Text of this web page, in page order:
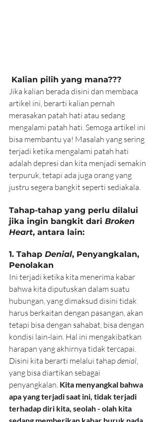
Kalian pilih yang mana???
Jika kalian berada disini dan membaca
artikel ini, berarti kalian pernah
merasakan patah hati atau sedang
mengalami patah hati. Semoga artikel ini
bisa membantu ya! Masalah yang sering
terjadi ketika mengalami patah hati
adalah depresi dan kita menjadi semakin
terpuruk, tetapi ada juga orang yang
justru segera bangkit seperti sediakala.
Tahap-tahap yang perlu dilalui
jika ingin bangkit dari Broken
Heart, antara lain:
1. Tahap Denial, Penyangkalan,
Penolakan
Ini terjadi ketika kita menerima kabar
bahwa kita diputuskan dalam suatu
hubungan, yang dimaksud disini tidak
harus berkaitan dengan pasangan, akan
tetapi bisa dengan sahabat, bisa dengan
kondisi lain-lain. Hal ini mengakibatkan
harapan yang akhirnya tidak tercapai.
Disini kita berarti melalui tahap denial,
yang bisa diartikan sebagai
penyangkalan. Kita menyangkal bahwa
apa yang terjadi saat ini, tidak terjadi
terhadap diri kita, seolah - olah kita